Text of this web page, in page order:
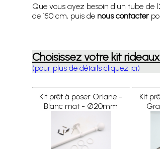
Que vous ayez besoin d'un tube de
de 150 cm, puis de nous contacter
Choisissez votre kit
(pour plus de détails cliquez ici)
Kit prêt à poser Oriane -
Blanc mat - Ø20mm
Kit